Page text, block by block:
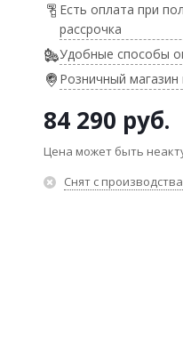
Есть оплата при
рассрочка
Удобные способы
Розничный магазин
84 290 руб.
Цена может быть
Снят с производства